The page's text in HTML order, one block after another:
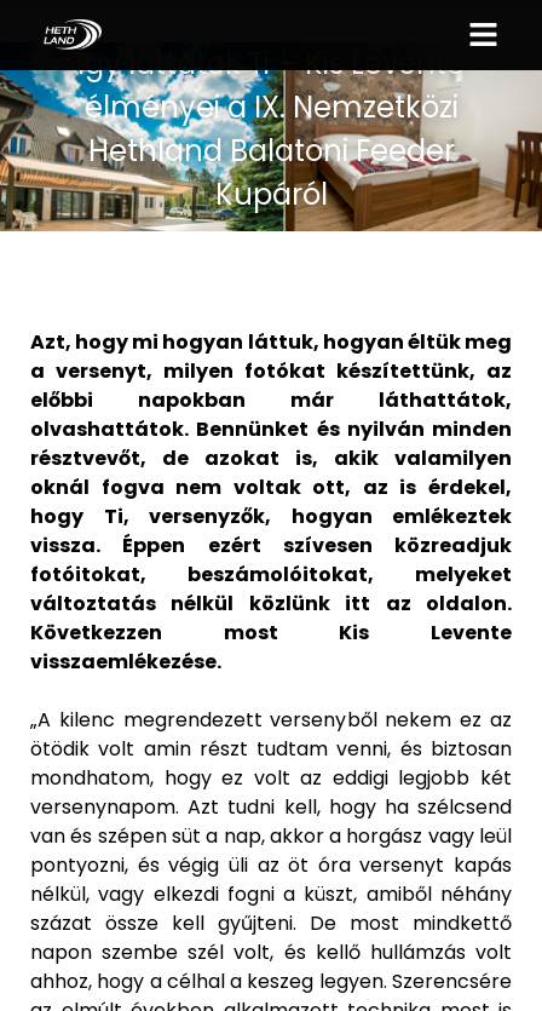
Így láttátok Ti – Kis Levente
élményei a IX. Nemzetközi
Hethland Balatoni Feeder
Kupáról
Azt, hogy mi hogyan láttuk, hogyan éltük meg
a versenyt, milyen fotókat készítettünk, az
előbbi napokban már láthattátok,
olvashattátok. Bennünket és nyilván minden
résztvevőt, de azokat is, akik valamilyen
oknál fogva nem voltak ott, az is érdekel,
hogy Ti, versenyzők, hogyan emlékeztek
vissza. Éppen ezért szívesen közreadjuk
fotóitokat, beszámolóitokat, melyeket
változtatás nélkül közlünk itt az oldalon.
Következzen most Kis Levente
visszaemlékezése.
„A kilenc megrendezett versenyből nekem ez az
ötödik volt amin részt tudtam venni, és biztosan
mondhatom, hogy ez volt az eddigi legjobb két
versenynapom. Azt tudni kell, hogy ha szélcsend
van és szépen süt a nap, akkor a horgász vagy leül
pontyozni, és végig üli az öt óra versenyt kapás
nélkül, vagy elkezdi fogni a küszt, amiből néhány
százat össze kell gyűjteni. De most mindkettő
napon szembe szél volt, és kellő hullámzás volt
ahhoz, hogy a célhal a keszeg legyen. Szerencsére